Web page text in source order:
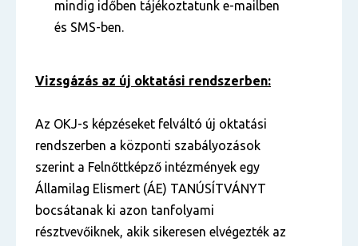
mindig időben tájékoztatunk e-mailben
és SMS-ben.
Vizsgázás az új oktatási rendszerben:
Az OKJ-s képzéseket felváltó új oktatási
rendszerben a központi szabályozások
szerint a Felnőttképző intézmények egy
Államilag Elismert (ÁE) TANÚSÍTVÁNYT
bocsátanak ki azon tanfolyami
résztvevőiknek, akik sikeresen elvégezték az